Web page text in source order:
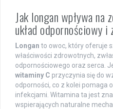
Jak longan wpływa na
układ odpornościowy
Longan to owoc, który oferuje
właściwości zdrowotnych,
odpornościowego oraz serca.
witaminy C przyczynia się do
odporności, co z kolei pomaga
infekcjami. Witamina ta jest
wspierających naturalne